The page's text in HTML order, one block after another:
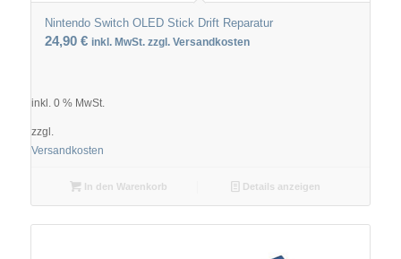
Nintendo Switch OLED Stick Drift Reparatur
24,90 € inkl. MwSt. zzgl. Versandkosten
inkl. 0 % MwSt.
zzgl.
Versandkosten
In den Warenkorb Details anzeigen